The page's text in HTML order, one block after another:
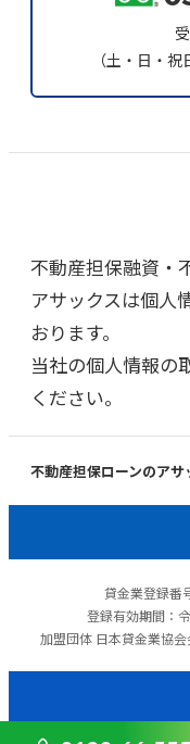
（土・日・
不動産担保融資・
アサックスは個人
おります。
当社の個人情報の
ください。
不動産担保ローンのア
貸金業登録番
登録有効期間：
加盟団体 日本貸金業協